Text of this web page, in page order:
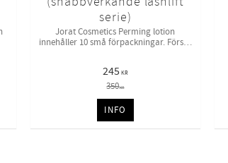
serie)
Jorat Cosmetics Perming lotion
innehåller 10 små förpackningar. Första
245 KR
350KR
INFO